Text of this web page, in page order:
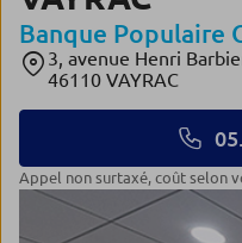
Banque Populaire
3, avenue Henri
46110 VAYRAC
Appel non surtaxé, coût selon